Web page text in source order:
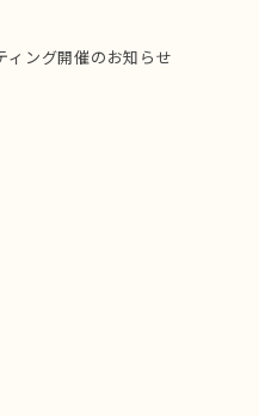
ィング開催のお知らせ